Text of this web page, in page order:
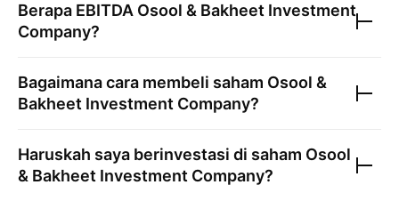
Berapa EBITDA Osool & Bakheet Investment
Company?
Bagaimana cara membeli saham Osool &
Bakheet Investment Company?
Haruskah saya berinvestasi di saham Osool
& Bakheet Investment Company?